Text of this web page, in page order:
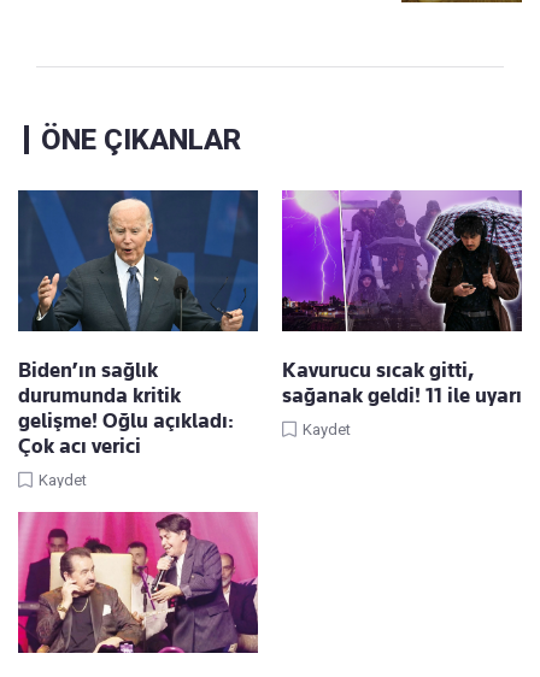
ÖNE ÇIKANLAR
Biden’ın sağlık
durumunda kritik
gelişme! Oğlu açıkladı:
Çok acı verici
Kaydet
Kavurucu sıcak gitti,
sağanak geldi! 11 ile uyarı
Kaydet